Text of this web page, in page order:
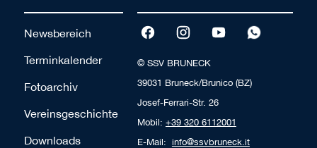
Newsbereich
Terminkalender
Fotoarchiv
Vereinsgeschichte
Downloads
© SSV BRUNECK
39031 Bruneck/Brunico (BZ)
Josef-Ferrari-Str. 26
Mobil: +39 320 6112001
E-Mail: info@ssvbruneck.it